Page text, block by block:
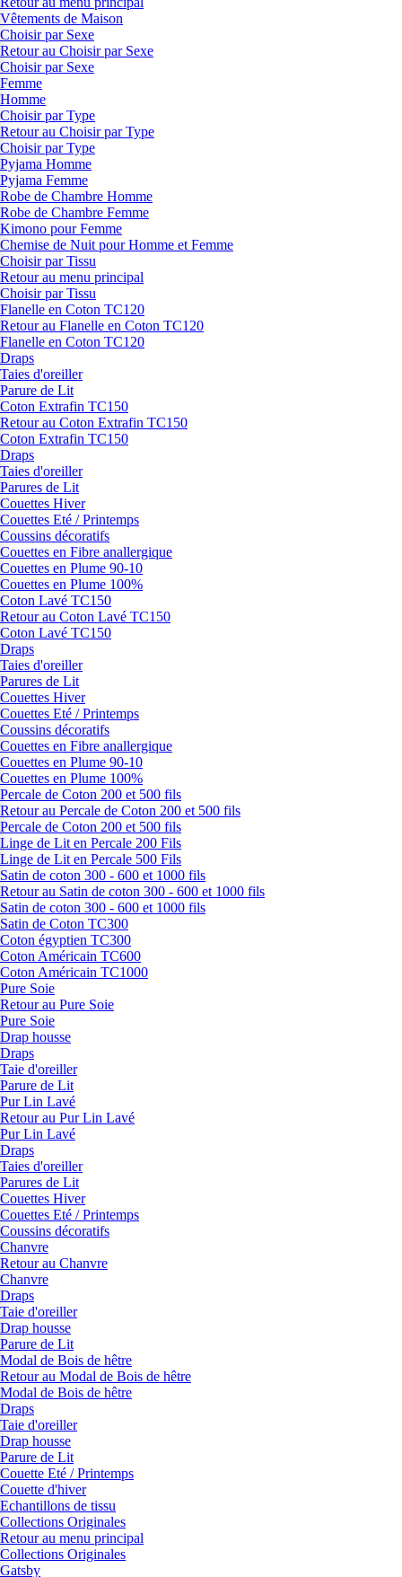
Vêtements de Maison
Choisir par Sexe
Retour au Choisir par Sexe
Choisir par Sexe
Femme
Homme
Choisir par Type
Retour au Choisir par Type
Choisir par Type
Pyjama Homme
Pyjama Femme
Robe de Chambre Homme
Robe de Chambre Femme
Kimono pour Femme
Chemise de Nuit pour Homme et Femme
Choisir par Tissu
Retour au menu principal
Choisir par Tissu
Flanelle en Coton TC120
Retour au Flanelle en Coton TC120
Flanelle en Coton TC120
Draps
Taies d'oreiller
Parure de Lit
Coton Extrafin TC150
Retour au Coton Extrafin TC150
Coton Extrafin TC150
Draps
Taies d'oreiller
Parures de Lit
Couettes Hiver
Couettes Eté / Printemps
Coussins décoratifs
Couettes en Fibre anallergique
Couettes en Plume 90-10
Couettes en Plume 100%
Coton Lavé TC150
Retour au Coton Lavé TC150
Coton Lavé TC150
Draps
Taies d'oreiller
Parures de Lit
Couettes Hiver
Couettes Eté / Printemps
Coussins décoratifs
Couettes en Fibre anallergique
Couettes en Plume 90-10
Couettes en Plume 100%
Percale de Coton 200 et 500 fils
Retour au Percale de Coton 200 et 500 fils
Percale de Coton 200 et 500 fils
Linge de Lit en Percale 200 Fils
Linge de Lit en Percale 500 Fils
Satin de coton 300 - 600 et 1000 fils
Retour au Satin de coton 300 - 600 et 1000 fils
Satin de coton 300 - 600 et 1000 fils
Satin de Coton TC300
Coton égyptien TC300
Coton Américain TC600
Coton Américain TC1000
Pure Soie
Retour au Pure Soie
Pure Soie
Drap housse
Draps
Taie d'oreiller
Parure de Lit
Pur Lin Lavé
Retour au Pur Lin Lavé
Pur Lin Lavé
Draps
Taies d'oreiller
Parures de Lit
Couettes Hiver
Couettes Eté / Printemps
Coussins décoratifs
Chanvre
Retour au Chanvre
Chanvre
Draps
Taie d'oreiller
Drap housse
Parure de Lit
Modal de Bois de hêtre
Retour au Modal de Bois de hêtre
Modal de Bois de hêtre
Draps
Taie d'oreiller
Drap housse
Parure de Lit
Couette Eté / Printemps
Couette d'hiver
Echantillons de tissu
Collections Originales
Retour au menu principal
Collections Originales
Gatsby